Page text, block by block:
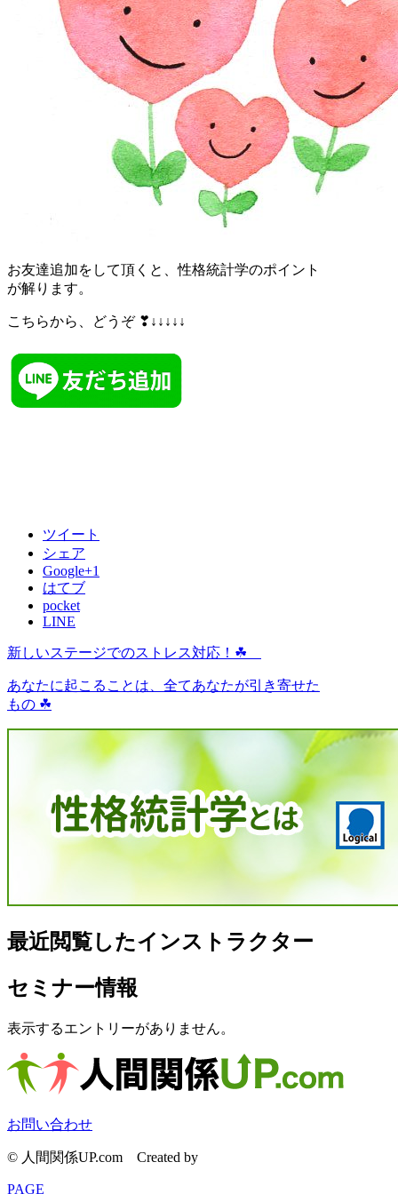
お友達追加をして頂くと、性格統計学のポイント
が解ります。
こちらから、どうぞ ❣↓↓↓↓↓
ツイート
シェア
Google+1
はてブ
pocket
LINE
新しいステージでのストレス対応！☘
あなたに起こることは、全てあなたが引き寄せた
もの ☘
最近閲覧したインストラクター
セミナー情報
表示するエントリーがありません。
お問い合わせ
© 人間関係UP.com Created by
PAGE